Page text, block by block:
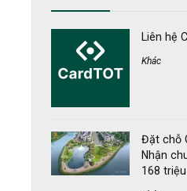
Liên hệ
Khác
Đặt chỗ
Nhận
168